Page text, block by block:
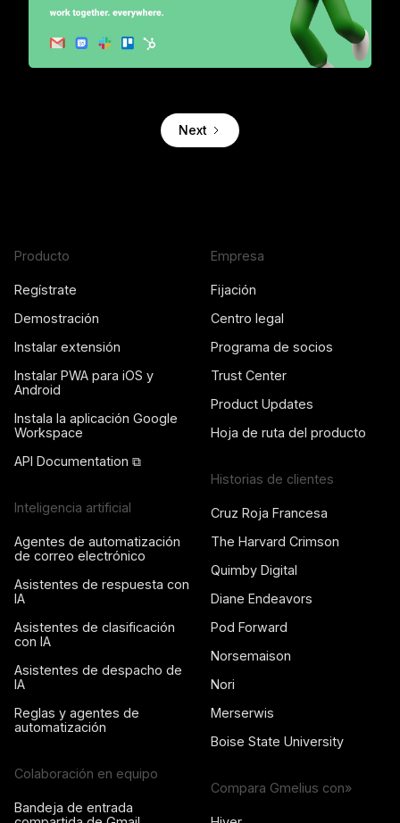
Next
Producto
Regístrate
Demostración
Instalar extensión
Instalar PWA para iOS y
Android
Instala la aplicación Google
Workspace
API Documentation ⧉
Inteligencia artificial
Agentes de automatización
de correo electrónico
Asistentes de respuesta con
IA
Asistentes de clasificación
con IA
Asistentes de despacho de
IA
Reglas y agentes de
automatización
Colaboración en equipo
Bandeja de entrada
Empresa
Fijación
Centro legal
Programa de socios
Trust Center
Product Updates
Hoja de ruta del producto
Historias de clientes
Cruz Roja Francesa
The Harvard Crimson
Quimby Digital
Diane Endeavors
Pod Forward
Norsemaison
Nori
Merserwis
Boise State University
Compara Gmelius con»